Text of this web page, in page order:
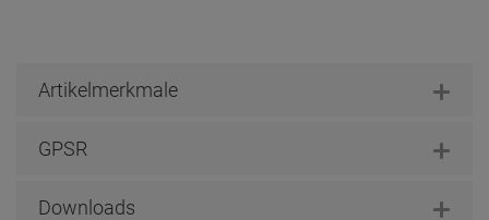
Artikelmerkmale
GPSR
Downloads